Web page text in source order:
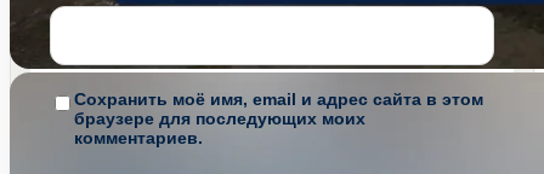
Сохранить моё имя, email и адрес сайта в этом
браузере для последующих моих
комментариев.